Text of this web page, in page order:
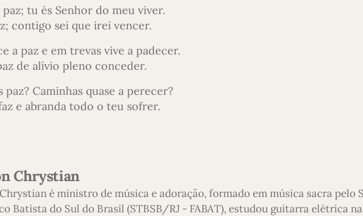
tu és Senhor do meu viver.
contigo sei que irei vencer.
a paz e em trevas vive a padecer.
de alívio pleno conceder.
Caminhas quase a perecer?
e abranda todo o teu sofrer.
Chrystian
é ministro de música e adoração, formado em música sacra pelo
Batista do Sul do Brasil (STBSB/RJ - FABAT), estudou guitarra elétrica